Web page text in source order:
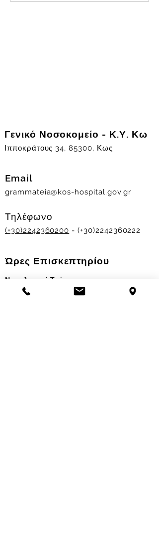
Γενικό Νοσοκομείο - Κ.Υ. Κω
Ιπποκράτους 34, 85300, Κως
Email
grammateia@kos-hospital.gov.gr
Τηλέφωνο
(+30)2242360200 - (+30)2242360222
Ώρες Επισκεπτηρίου
Νοσηλευτικά Τμήματα
Χειμερινό ωράριο: 11.00-13.00
17.30-19.30